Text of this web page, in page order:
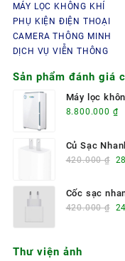
MÁY LỌC KHÔNG KHÍ
PHỤ KIỆN ĐIỆN THOẠI
CAMERA THÔNG MINH
DỊCH VỤ VIỄN THÔNG
Sản phẩm đánh giá
Máy lọc
8.800.000 ₫
Củ Sạc
420.000₫
là:
Cốc sạc
420.000₫
Thư viện ảnh